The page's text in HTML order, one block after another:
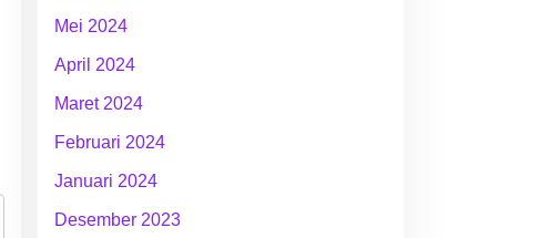
Mei 2024
April 2024
Maret 2024
Februari 2024
Januari 2024
Desember 2023